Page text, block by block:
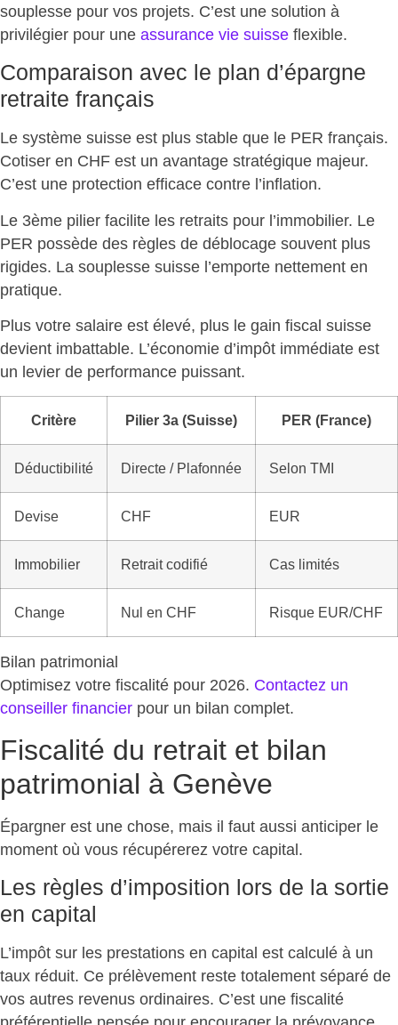
souplesse pour vos projets. C’est une solution à
privilégier pour une assurance vie suisse flexible.
Comparaison avec le plan d’épargne
retraite français
Le système suisse est plus stable que le PER français.
Cotiser en CHF est un avantage stratégique majeur.
C’est une protection efficace contre l’inflation.
Le 3ème pilier facilite les retraits pour l’immobilier. Le
PER possède des règles de déblocage souvent plus
rigides. La souplesse suisse l’emporte nettement en
pratique.
Plus votre salaire est élevé, plus le gain fiscal suisse
devient imbattable. L’économie d’impôt immédiate est
un levier de performance puissant.
Critère Pilier 3a (Suisse) PER (France)
Déductibilité Directe / Plafonnée Selon TMI
Devise CHF EUR
Immobilier Retrait codifié Cas limités
Change Nul en CHF Risque EUR/CHF
Bilan patrimonial
Optimisez votre fiscalité pour 2026. Contactez un
conseiller financier pour un bilan complet.
Fiscalité du retrait et bilan
patrimonial à Genève
Épargner est une chose, mais il faut aussi anticiper le
moment où vous récupérerez votre capital.
Les règles d’imposition lors de la sortie
en capital
L’impôt sur les prestations en capital est calculé à un
taux réduit. Ce prélèvement reste totalement séparé de
vos autres revenus ordinaires. C’est une fiscalité